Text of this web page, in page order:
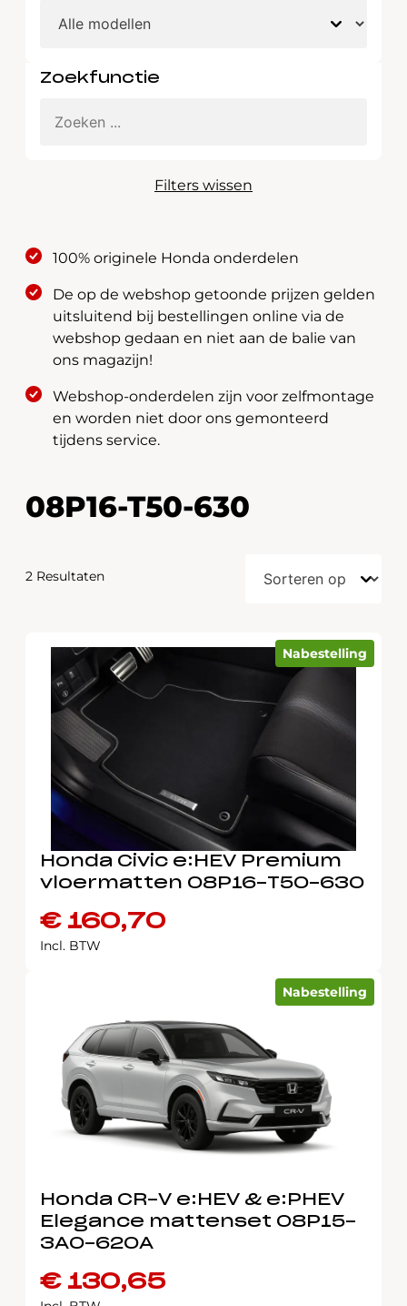
Zoekfunctie
Filters wissen
100% originele Honda onderdelen
De op de webshop getoonde prijzen gelden
uitsluitend bij bestellingen online via de
webshop gedaan en niet aan de balie van
ons magazijn!
Webshop-onderdelen zijn voor zelfmontage
en worden niet door ons gemonteerd
tijdens service.
08P16-T50-630
2 Resultaten
Nabestelling
Honda Civic e:HEV Premium
vloermatten 08P16-T50-630
€160,70
Incl. BTW
Nabestelling
Honda CR-V e:HEV & e:PHEV
Elegance mattenset 08P15-
3A0-620A
€130,65